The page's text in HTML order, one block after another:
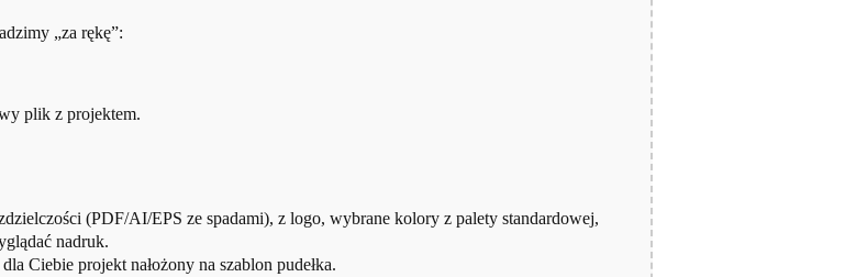
„za rękę”:
plik z projektem.
(PDF/AI/EPS ze spadami), z logo, wybrane kolory z palety standardowej,
nadruk.
Ciebie projekt nałożony na szablon pudełka.